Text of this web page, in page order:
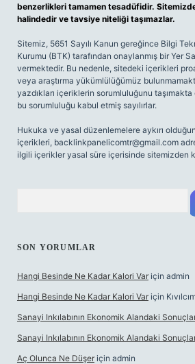
benzerlikleri tamamen tesadüfidir.
halindedir ve tavsiye niteliği taşımazlar.
Sitemiz, 5651 Sayılı Kanun gereğince Bilgi
Kurumu (BTK) tarafından onaylanmış bir Yer
vermektedir. Bu nedenle, sitedeki içerikleri
veya araştırma yükümlülüğümüz
yazdıkları içeriklerin sorumluluğunu
bu sorumluluğu kabul etmiş sayılırlar.
Hukuka ve yasal düzenlemelere aykırı
içerikleri, backlinkpanelicomtr@gmail.com
ilgili içerikler yasal süre içerisinde sitemizden
SON YORUMLAR
Hangi Besinde Ne Kadar Kalori Var için admin
Hangi Besinde Ne Kadar Kalori Var için
Sanayi Inkılabının Ekonomik Alandaki
Sanayi Inkılabının Ekonomik Alandaki
Aç Olunca Ne Düşer için admin